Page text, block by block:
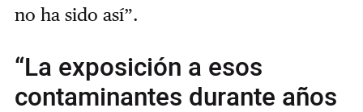
no ha sido así”.
“La exposición a esos
contaminantes durante años